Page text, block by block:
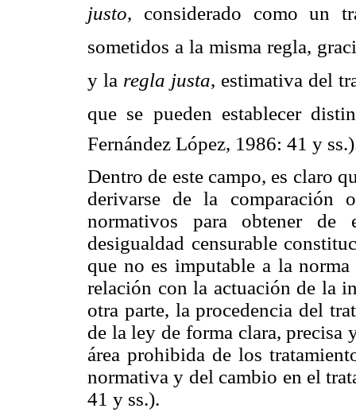
justo, considerado como un
sometidos a la misma regla,
y la regla justa, estimativa del
que se pueden establecer
Fernández López, 1986: 41 y
Dentro de este campo, es claro
derivarse de la comparación
normativos para obtener de
desigualdad censurable
que no es imputable a la
relación con la actuación de la
otra parte, la procedencia del
de la ley de forma clara,
área prohibida de los
normativa y del cambio en el
41 y ss.).